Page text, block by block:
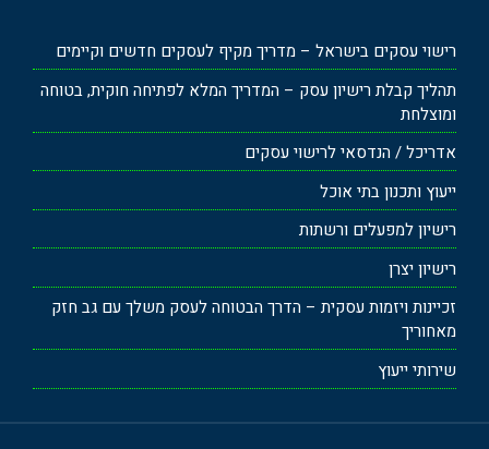
רישוי עסקים בישראל – מדריך מקיף לעסקים חדשים וקיימים
תהליך קבלת רישיון עסק – המדריך המלא לפתיחה חוקית, בטוחה
ומוצלחת
אדריכל / הנדסאי לרישוי עסקים
ייעוץ ותכנון בתי אוכל
רישיון למפעלים ורשתות
רישיון יצרן
זכיינות ויזמות עסקית – הדרך הבטוחה לעסק משלך עם גב חזק
מאחוריך
שירותי ייעוץ